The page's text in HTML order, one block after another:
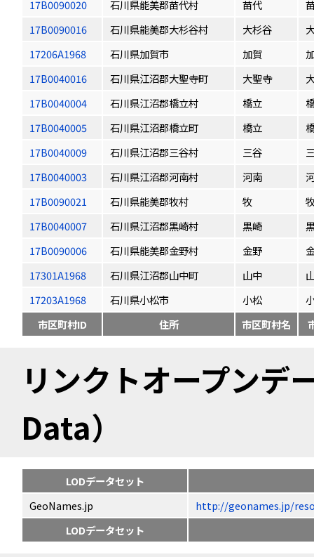
17B0090020
石川県能美郡苗代村 苗代
17B0090016
石川県能美郡大杉谷村 大杉谷
17206A1968
石川県加賀市 加賀
17B0040016
石川県江沼郡大聖寺町 大聖寺
17B0040004
石川県江沼郡橋立村 橋立
17B0040005
石川県江沼郡橋立町 橋立
17B0040009
石川県江沼郡三谷村 三谷
17B0040003
石川県江沼郡河南村 河南
17B0090021
石川県能美郡牧村 牧
17B0040007
石川県江沼郡黒崎村 黒崎
17B0090006
石川県能美郡金野村 金野
17301A1968
石川県江沼郡山中町 山中
17203A1968
石川県小松市 小松
市区町村ID
住所 市区町村名
リンクトオープン
Data）
LODデータセット
GeoNames.jp
http://geonames.jp/
LODデータセット